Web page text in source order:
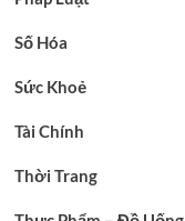
Số Hóa
Sức Khoẻ
Tài Chính
Thời Trang